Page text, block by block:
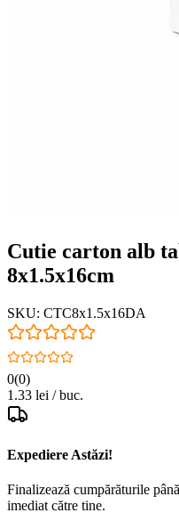
Cutie carton alb
8x1.5x16cm
SKU: CTC8x1.5x16DA
0(0)
1.33 lei / buc.
Expediere Astăzi!
Finalizează cumpărăturile
imediat către tine.